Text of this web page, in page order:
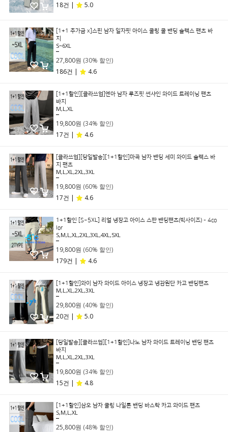
18건 |
5.0
[1+1 추가금 x]스핀 남자 일자핏 아이스 쿨링 쿨 밴딩 슬랙스 팬츠 바
지
S~6XL
27,800원 (30% 할인)
186건 |
4.6
[1+1할인][클라쓰업]엔아 남자 루즈핏 썬샤인 와이드 트레이닝 팬츠
바지
M,L,XL
19,800원 (34% 할인)
17건 |
4.6
[클라쓰업][당일발송][1+1할인]마곡 남자 밴딩 세미 와이드 슬랙스 바
지 팬츠
M,L,XL,2XL,3XL
19,800원 (60% 할인)
17건 |
4.6
1+1할인 [S~5XL] 리얼 냉장고 아이스 스판 밴딩팬츠(빅사이즈) - 4co
lor
S,M,L,XL,2XL,3XL,4XL,5XL
19,800원 (60% 할인)
179건 |
4.6
[1+1할인]와이 남자 와이드 아이스 냉장고 냉감원단 카고 밴딩팬츠
M,L,XL,2XL,3XL
29,800원 (40% 할인)
20건 |
5.0
[당일발송][클라쓰업][1+1할인]나노 남자 와이드 트레이닝 밴딩 팬츠
바지
M,L,XL,2XL,3XL
19,800원 (34% 할인)
15건 |
4.8
[1+1할인]삼오 남자 쿨링 나일론 밴딩 바스락 카고 와이드 팬츠
S,M,L,XL
25,800원 (48% 할인)